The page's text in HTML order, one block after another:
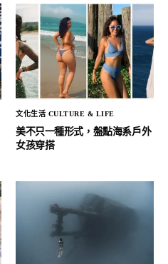
文化生活 CULTURE & LIFE
美不只一種形式，盤點海系戶外
女孩穿搭